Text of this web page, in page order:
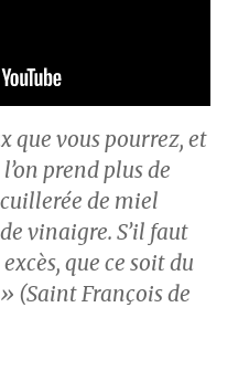
que vous pourrez, et
prend plus de
de miel
vinaigre. S’il faut
que ce soit du
(Saint François de